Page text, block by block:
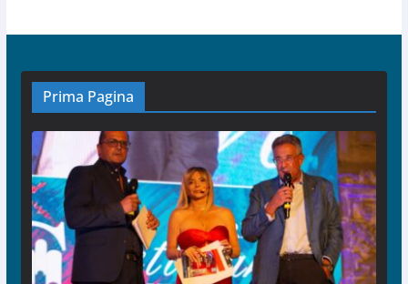
Prima Pagina